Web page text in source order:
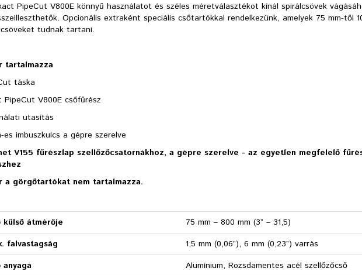
PipeCut V800E könnyű használatot és széles méretválasztékot kínál spirálcsövek
Opcionális extraként speciális csőtartókkal rendelkezünk, amelyek 75 mm-től
tudnak tartani.
tartalmazza
táska
PipeCut V800E csőfűrész
utasítás
es imbuszkulcs a gépre szerelve
V155 fűrészlap szellőzőcsatornákhoz, a gépre szerelve - az egyetlen megfelelő
a görgőtartókat nem tartalmazza.
külső átmérője
75 mm – 800 mm (3” – 31,5)
falvastagság
1,5 mm (0,06”), 6 mm (0,23”) varrás
anyaga
Alumínium, Rozsdamentes acél szellőzőcső